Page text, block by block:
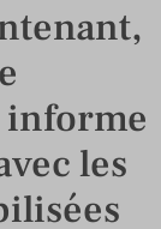
informe
les